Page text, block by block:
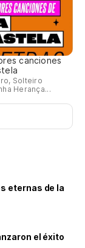
canciones
Solteiro
Herança...
eternas de la
el éxito